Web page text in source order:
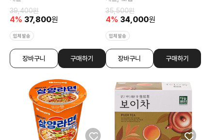
39,400원
4% 37,800원
업체발송
장바구니 구매하기
35,500원
4% 34,000원
업체발송
장바구니 구매하기